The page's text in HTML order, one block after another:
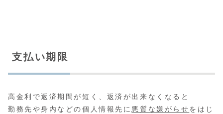
支払い期限
高金利で返済期間が短く、返済が出来なくなると
勤務先や身内などの個人情報先に 悪質な嫌がらせをはじ